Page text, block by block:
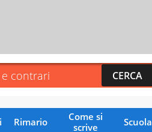
Rimario
Come si
scrive
Scuola